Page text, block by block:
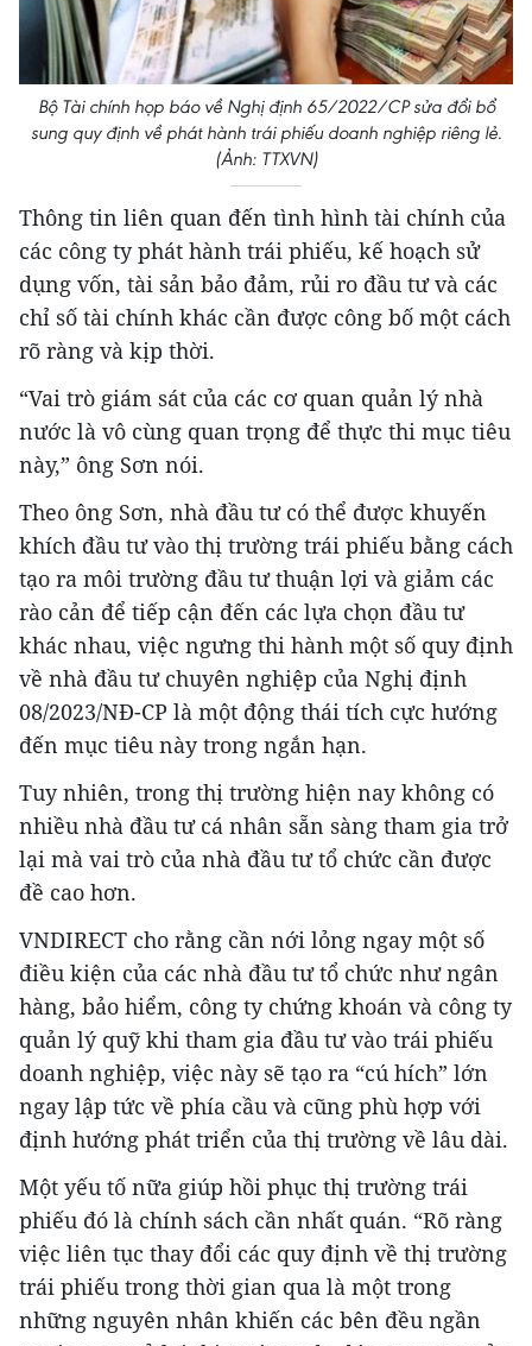
Bộ Tài chính họp báo về Nghị định 65/2022/CP sửa đổi bổ
sung quy định về phát hành trái phiếu doanh nghiệp riêng lẻ.
(Ảnh: TTXVN)
Thông tin liên quan đến tình hình tài chính của
các công ty phát hành trái phiếu, kế hoạch sử
dụng vốn, tài sản bảo đảm, rủi ro đầu tư và các
chỉ số tài chính khác cần được công bố một cách
rõ ràng và kịp thời.
“Vai trò giám sát của các cơ quan quản lý nhà
nước là vô cùng quan trọng để thực thi mục tiêu
này,” ông Sơn nói.
Theo ông Sơn, nhà đầu tư có thể được khuyến
khích đầu tư vào thị trường trái phiếu bằng cách
tạo ra môi trường đầu tư thuận lợi và giảm các
rào cản để tiếp cận đến các lựa chọn đầu tư
khác nhau, việc ngưng thi hành một số quy định
về nhà đầu tư chuyên nghiệp của Nghị định
08/2023/NĐ-CP là một động thái tích cực hướng
đến mục tiêu này trong ngắn hạn.
Tuy nhiên, trong thị trường hiện nay không có
nhiều nhà đầu tư cá nhân sẵn sàng tham gia trở
lại mà vai trò của nhà đầu tư tổ chức cần được
đề cao hơn.
VNDIRECT cho rằng cần nới lỏng ngay một số
điều kiện của các nhà đầu tư tổ chức như ngân
hàng, bảo hiểm, công ty chứng khoán và công ty
quản lý quỹ khi tham gia đầu tư vào trái phiếu
doanh nghiệp, việc này sẽ tạo ra “cú hích” lớn
ngay lập tức về phía cầu và cũng phù hợp với
định hướng phát triển của thị trường về lâu dài.
Một yếu tố nữa giúp hồi phục thị trường trái
phiếu đó là chính sách cần nhất quán. “Rõ ràng
việc liên tục thay đổi các quy định về thị trường
trái phiếu trong thời gian qua là một trong
những nguyên nhân khiến các bên đều ngần